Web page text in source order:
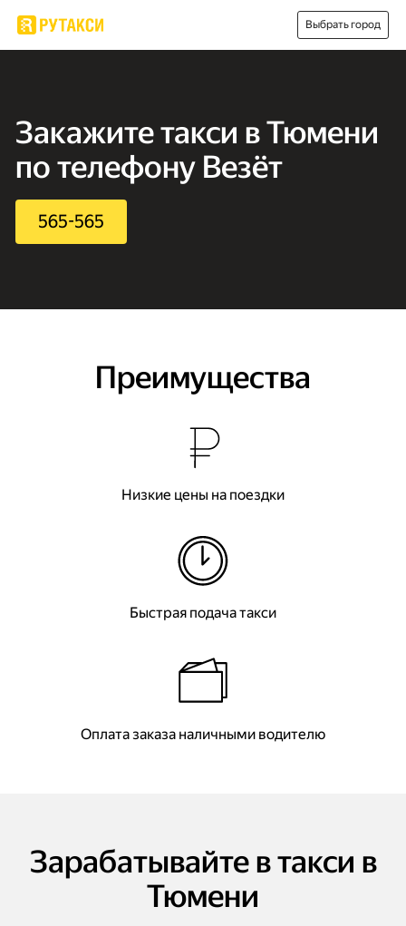
Выбрать город
Закажите такси в Тюмени
по телефону Везёт
565-565
Преимущества
Низкие цены на поездки
Быстрая подача такси
Оплата заказа наличными водителю
Зарабатывайте в такси в
Тюмени